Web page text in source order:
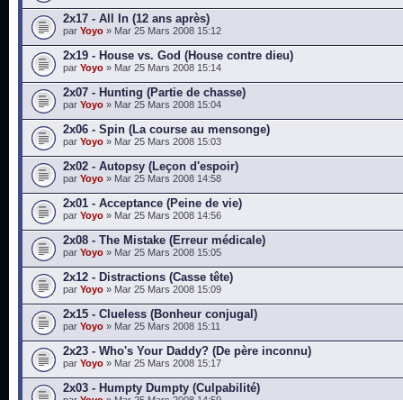
2x17 - All In (12 ans après)
par Yoyo » Mar 25 Mars 2008 15:12
2x19 - House vs. God (House contre dieu)
par Yoyo » Mar 25 Mars 2008 15:14
2x07 - Hunting (Partie de chasse)
par Yoyo » Mar 25 Mars 2008 15:04
2x06 - Spin (La course au mensonge)
par Yoyo » Mar 25 Mars 2008 15:03
2x02 - Autopsy (Leçon d'espoir)
par Yoyo » Mar 25 Mars 2008 14:58
2x01 - Acceptance (Peine de vie)
par Yoyo » Mar 25 Mars 2008 14:56
2x08 - The Mistake (Erreur médicale)
par Yoyo » Mar 25 Mars 2008 15:05
2x12 - Distractions (Casse tête)
par Yoyo » Mar 25 Mars 2008 15:09
2x15 - Clueless (Bonheur conjugal)
par Yoyo » Mar 25 Mars 2008 15:11
2x23 - Who's Your Daddy? (De père inconnu)
par Yoyo » Mar 25 Mars 2008 15:17
2x03 - Humpty Dumpty (Culpabilité)